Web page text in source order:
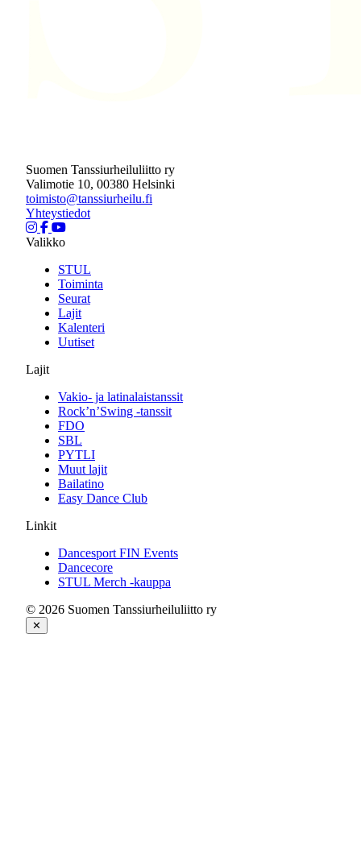
Suomen Tanssiurheiluliitto ry
Valimotie 10, 00380 Helsinki
toimisto@tanssiurheilu.fi
Yhteystiedot
Valikko
STUL
Toiminta
Seurat
Lajit
Kalenteri
Uutiset
Lajit
Vakio- ja latinalaistanssit
Rock’n’Swing -tanssit
FDO
SBL
PYTLI
Muut lajit
Bailatino
Easy Dance Club
Linkit
Dancesport FIN Events
Dancecore
STUL Merch -kauppa
© 2026 Suomen Tanssiurheiluliitto ry
✕